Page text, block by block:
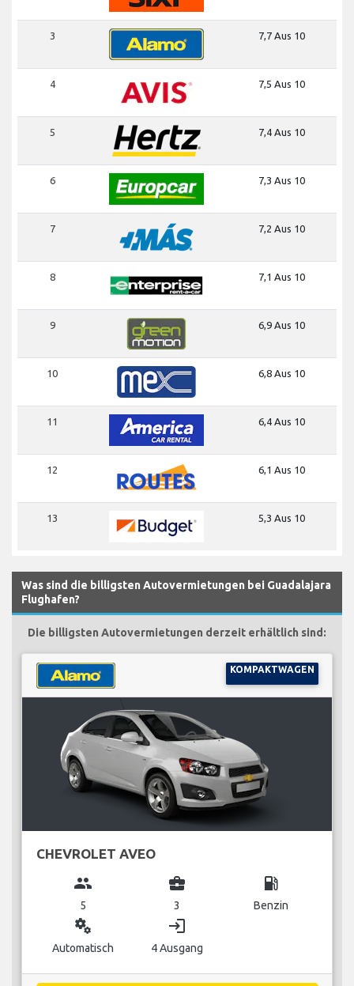
3 7,7 Aus 10
4 7,5 Aus 10
5 7,4 Aus 10
6 7,3 Aus 10
7 7,2 Aus 10
8 7,1 Aus 10
9 6,9 Aus 10
10 6,8 Aus 10
11 6,4 Aus 10
12 6,1 Aus 10
13 5,3 Aus 10
Was sind die billigsten Autovermietungen bei Guadalajara
Flughafen?
Die billigsten Autovermietungen derzeit erhältlich sind:
KOMPAKTWAGEN
CHEVROLET AVEO
group
5
business_center
3
local_gas_station
Benzin
miscellaneous_services
Automatisch
login
4 Ausgang